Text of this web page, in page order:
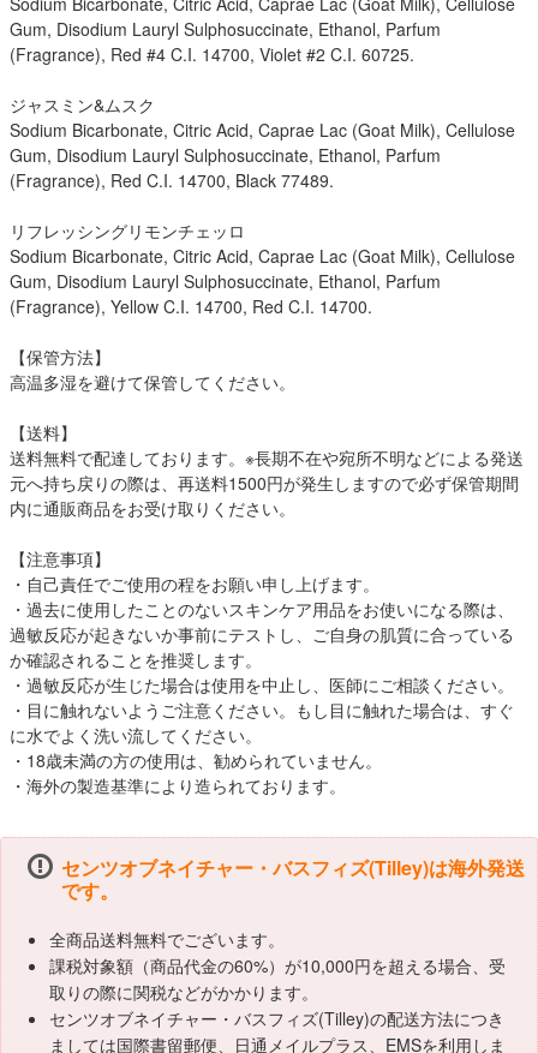
Gum, Disodium Lauryl Sulphosuccinate, Ethanol, Parfum
(Fragrance), Red #4 C.I. 14700, Violet #2 C.I. 60725.
ジャスミン&ムスク
Sodium Bicarbonate, Citric Acid, Caprae Lac (Goat Milk), Cellulose
Gum, Disodium Lauryl Sulphosuccinate, Ethanol, Parfum
(Fragrance), Red C.I. 14700, Black 77489.
リフレッシングリモンチェッロ
Sodium Bicarbonate, Citric Acid, Caprae Lac (Goat Milk), Cellulose
Gum, Disodium Lauryl Sulphosuccinate, Ethanol, Parfum
(Fragrance), Yellow C.I. 14700, Red C.I. 14700.
【保管方法】
高温多湿を避けて保管してください。
【送料】
送料無料で配達しております。※長期不在や宛所不明などによる発送
元へ持ち戻りの際は、再送料1500円が発生しますので必ず保管期間
内に通販商品をお受け取りください。
【注意事項】
・自己責任でご使用の程をお願い申し上げます。
・過去に使用したことのないスキンケア用品をお使いになる際は、
過敏反応が起きないか事前にテストし、ご自身の肌質に合っている
か確認されることを推奨します。
・過敏反応が生じた場合は使用を中止し、医師にご相談ください。
・目に触れないようご注意ください。もし目に触れた場合は、すぐ
に水でよく洗い流してください。
・18歳未満の方の使用は、勧められていません。
・海外の製造基準により造られております。
センツオブネイチャー・バスフィズ(Tilley)は海外発送
です。
全商品送料無料でございます。
課税対象額（商品代金の60%）が10,000円を超える場合、受
取りの際に関税などがかかります。
センツオブネイチャー・バスフィズ(Tilley)の配送方法につき
ましては国際書留郵便、日通メイルプラス、EMSを利用しま